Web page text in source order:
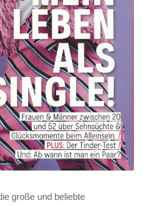
große und beliebte